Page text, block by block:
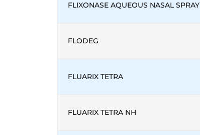
FLIXONASE AQUEOUS NASAL SPRAY
FLODEG
FLUARIX TETRA
FLUARIX TETRA NH